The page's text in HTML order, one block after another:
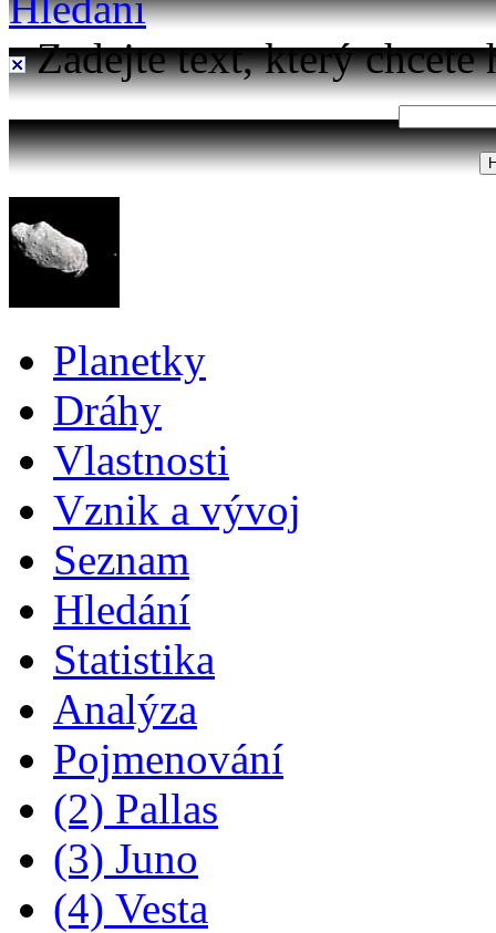
Zadejte text, který chcete
Planetky
Dráhy
Vlastnosti
Vznik a vývoj
Seznam
Hledání
Statistika
Analýza
Pojmenování
(2) Pallas
(3) Juno
(4) Vesta